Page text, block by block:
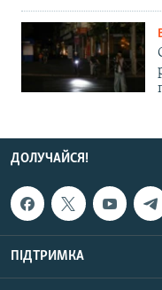
ДОЛУЧАЙСЯ!
ПІДТРИМКА